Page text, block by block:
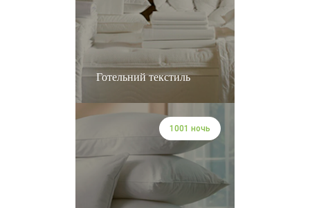
Готельний текстиль
1001 ночь